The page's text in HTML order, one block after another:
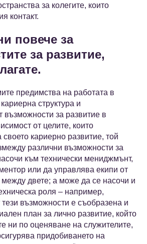
за колегите, които
контакт.
повече за
за развитие,
предимства на работата в
структура и
възможности за развитие в
от целите, които
кариерно развитие, той
различни възможности за
към технически мениджмънт,
или да управлява екипи от
между двете; а може да се насочи и
роля – например,
тези възможности е съобразена и
план за лично развитие, който
ни по оценяване на служителите,
придобиването на